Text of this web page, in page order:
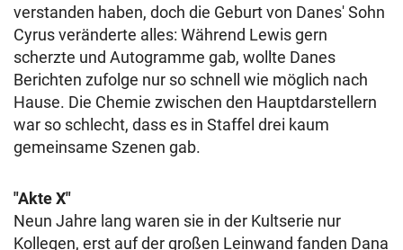
verstanden haben, doch die Geburt von Danes' Sohn
Cyrus veränderte alles: Während Lewis gern
scherzte und Autogramme gab, wollte Danes
Berichten zufolge nur so schnell wie möglich nach
Hause. Die Chemie zwischen den Hauptdarstellern
war so schlecht, dass es in Staffel drei kaum
gemeinsame Szenen gab.
"Akte X"
Neun Jahre lang waren sie in der Kultserie nur
Kollegen, erst auf der großen Leinwand fanden Dana